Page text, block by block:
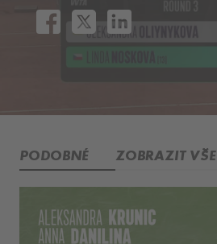
PODOBNÉ ZOBRAZIT VŠE